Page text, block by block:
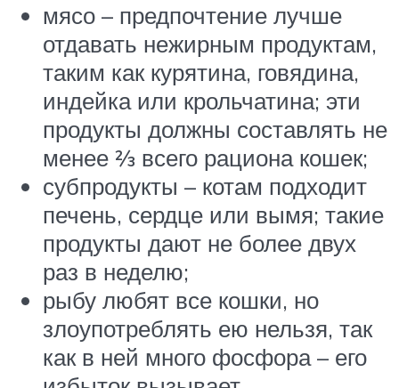
мясо – предпочтение лучше
отдавать нежирным продуктам,
таким как курятина, говядина,
индейка или крольчатина; эти
продукты должны составлять не
менее 2⁄3 всего рациона кошек;
субпродукты – котам подходит
печень, сердце или вымя; такие
продукты дают не более двух
раз в неделю;
рыбу любят все кошки, но
злоупотреблять ею нельзя, так
как в ней много фосфора – его